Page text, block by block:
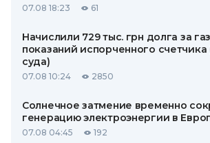
07.08 18:23 61
Начислили 729 тыс. грн долга за
показаний испорченного
суда)
07.08 10:24 2850
Солнечное затмение временно
генерацию электроэнергии в
07.08 04:45 192